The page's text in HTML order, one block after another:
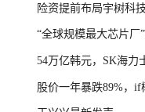
险资提前布局宇树科
“全球规模最大芯片厂
54万亿韩元，SK海力
股价一年暴跌89%，